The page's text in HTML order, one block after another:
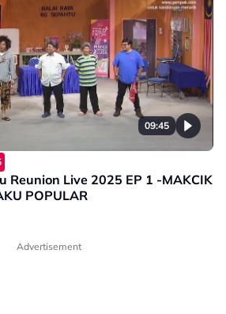
09:45
Reunion Live 2025 EP 1 -MAKCIK
POPULAR
Advertisement